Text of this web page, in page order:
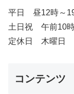
平日 昼12時～
土日祝 午前10
定休日 木曜日
コンテンツ